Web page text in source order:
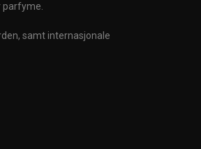
samt internasjonale